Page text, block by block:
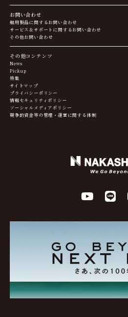
お問い合わせ
舶用製品に関するお問い合わせ
サービス＆サポートに関するお問い合わせ
その他お問い合わせ
その他コンテンツ
News
Pickup
特集
サイトマップ
プライバシーポリシー
情報セキュリティポリシー
ソーシャルメディアポリシー
競争的資金等の管理・運営に関する体制